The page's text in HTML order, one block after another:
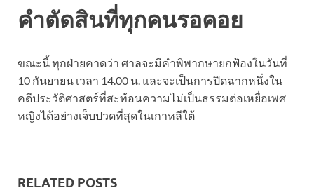
คำตัดสินที่ทุกคนรอคอย
ขณะนี้ ทุกฝ่ายคาดว่า ศาลจะมีคำพิพากษายกฟ้องในวันที่
10 กันยายน เวลา 14.00 น. และจะเป็นการปิดฉากหนึ่งใน
คดีประวัติศาสตร์ที่สะท้อนความไม่เป็นธรรมต่อเหยื่อเพศ
หญิงได้อย่างเจ็บปวดที่สุดในเกาหลีใต้
RELATED POSTS